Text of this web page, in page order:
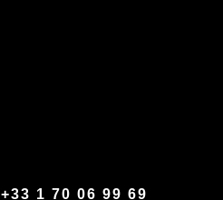
+33 1 70 06 99 69